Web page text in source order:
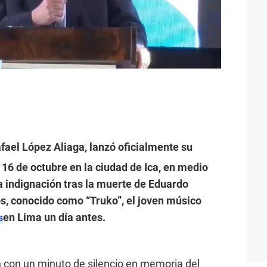
López Aliaga, lanzó oficialmente su
de octubre en la ciudad de Ica, en medio
indignación tras la muerte de Eduardo
conocido como “Truko”, el joven músico
en Lima un día antes.
un minuto de silencio en memoria del